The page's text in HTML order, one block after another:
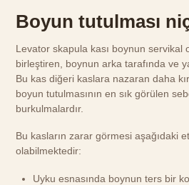
Boyun tutulması
Levator skapula kası boynun servikal
birleştiren, boynun arka tarafında ve
Bu kas diğeri kaslara nazaran daha
boyun tutulmasının en sık görülen
burkulmalardır.
Bu kasların zarar görmesi aşağıdaki
olabilmektedir:
Uyku esnasında boynun ters bir